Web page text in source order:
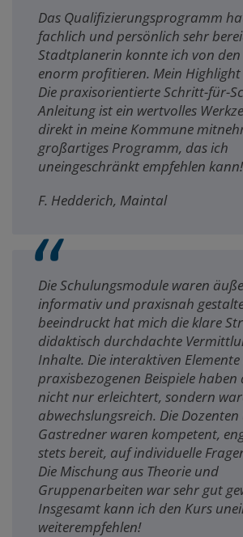
Das Qualifizierungsprogramm
fachlich und persönlich sehr
Stadtplanerin konnte ich von
enorm profitieren. Mein
Die praxisorientierte Schritt-für-
Anleitung ist ein wertvolles
direkt in meine Kommune
großartiges Programm, das ich
uneingeschränkt empfehlen
F. Hedderich, Maintal
Die Schulungsmodule waren
informativ und praxisnah
beeindruckt hat mich die klare
didaktisch durchdachte
Inhalte. Die interaktiven
praxisbezogenen Beispiele haben
nicht nur erleichtert, sondern
abwechslungsreich. Die
Gastredner waren kompetent,
stets bereit, auf individuelle
Die Mischung aus Theorie und
Gruppenarbeiten war sehr gut
Insgesamt kann ich den Kurs
weiterempfehlen!